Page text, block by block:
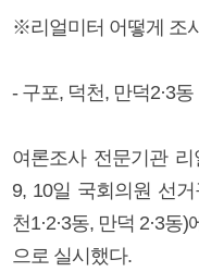
※리얼미터 어떻게 조
- 구포, 덕천, 만덕2·3
여론조사 전문기관
9, 10일 국회의원 선
천1·2·3동, 만덕 2·3
으로 실시했다.